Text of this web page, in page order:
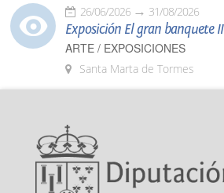
26/06/2026 31/08/2026
Exposición El gran banquete II
ARTE / EXPOSICIONES
Santa Marta de Tormes